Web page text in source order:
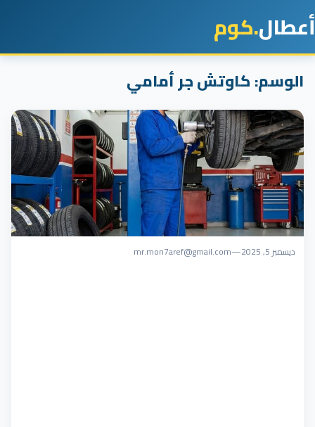
أعطال.كوم
الوسم:كاوتش جر أمامي
ديسمبر 5, 2025 —
mr.mon7aref@gmail.com